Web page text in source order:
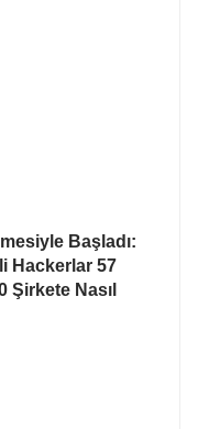
Başladı:
Hackerlar 57
Şirkete Nasıl